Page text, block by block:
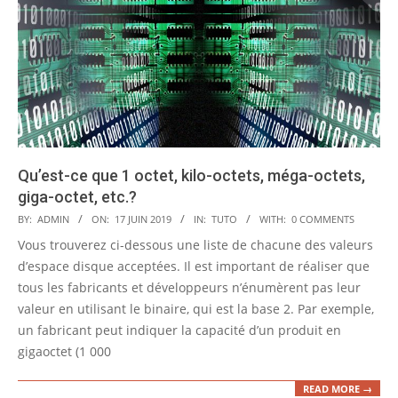
Qu’est-ce que 1 octet, kilo-octets, méga-octets,
giga-octet, etc.?
2019-
06-
17
BY: ADMIN ON: 17 JUIN 2019 IN: TUTO WITH: 0 COMMENTS
Vous trouverez ci-dessous une liste de chacune des valeurs
d’espace disque acceptées. Il est important de réaliser que
tous les fabricants et développeurs n’énumèrent pas leur
valeur en utilisant le binaire, qui est la base 2. Par exemple,
un fabricant peut indiquer la capacité d’un produit en
gigaoctet (1 000
READ MORE →